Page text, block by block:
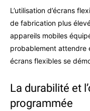
L’utilisation d’écrans
de fabrication plus
appareils mobiles
probablement attendre
écrans flexibles se
La durabilité et
programmée